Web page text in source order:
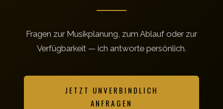
Fragen zur Musikplanung, zum Ablauf oder zur
Verfügbarkeit — ich antworte persönlich.
JETZT UNVERBINDLICH
ANFRAGEN